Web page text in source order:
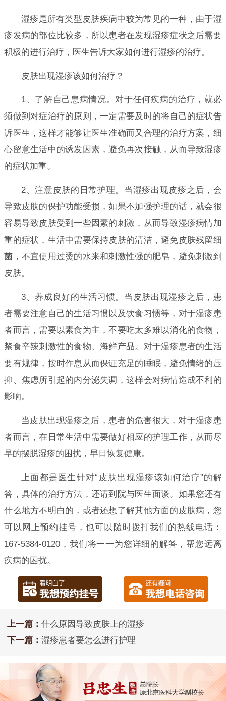
湿疹是所有类型皮肤疾病中较为常见的一种，由于湿
疹发病的部位比较多，所以患者在发现湿疹症状之后需要
积极的进行治疗，医生告诉大家如何进行湿疹的治疗。
皮肤出现湿疹该如何治疗？
1、了解自己患病情况。对于任何疾病的治疗，就必
须做到对症治疗的原则，一定需要及时的将自己的症状告
诉医生，这样才能够让医生准确而又合理的治疗方案，细
心留意生活中的诱发因素，避免再次接触，从而导致湿疹
的症状加重。
2、注意皮肤的日常护理。当湿疹出现皮疹之后，会
导致皮肤的保护功能受损，如果不加强护理的话，就会很
容易导致皮肤受到一些因素的刺激，从而导致湿疹病情加
重的症状，生活中需要保持皮肤的清洁，避免皮肤残留细
菌，不宜使用过烫的水来和刺激性强的肥皂，避免刺激到
皮肤。
3、养成良好的生活习惯。当皮肤出现湿疹之后，患
者需要注意自己的生活习惯以及饮食习惯等，对于湿疹患
者而言，需要以素食为主，不要吃太多难以消化的食物，
禁食辛辣刺激性的食物、海鲜产品。对于湿疹患者的生活
要有规律，按时作息从而保证充足的睡眠，避免情绪的压
抑、焦虑所引起的内分泌失调，这样会对病情造成不利的
影响。
当皮肤出现湿疹之后，患者的危害很大，对于湿疹患
者而言，在日常生活中需要做好相应的护理工作，从而尽
早的摆脱湿疹的困扰，早日恢复健康。
上面都是医生针对“皮肤出现湿疹该如何治疗”的解
答，具体的治疗方法，还请到院与医生面谈。如果您还有
什么地方不明白的，或者还想了解其他方面的皮肤病，您
可以网上预约挂号，也可以随时拨打我们的热线电话：
167-5384-0120，我们将一一为您详细的解答，帮您远离
疾病的困扰。
上一篇： 什么原因导致皮肤上的湿疹
下一篇： 湿疹患者要怎么进行护理